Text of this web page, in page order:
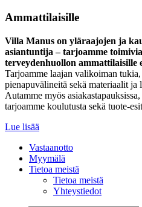
Ammattilaisille
Villa Manus on yläraajojen ja
asiantuntija – tarjoamme
terveydenhuollon ammattilaisille
Tarjoamme laajan valikoiman
pienapuvälineitä sekä materiaalit ja
Autamme myös
tarjoamme koulutusta sekä tuote-
Lue lisää
Vastaanotto
Myymälä
Tietoa meistä
Tietoa meistä
Yhteystiedot